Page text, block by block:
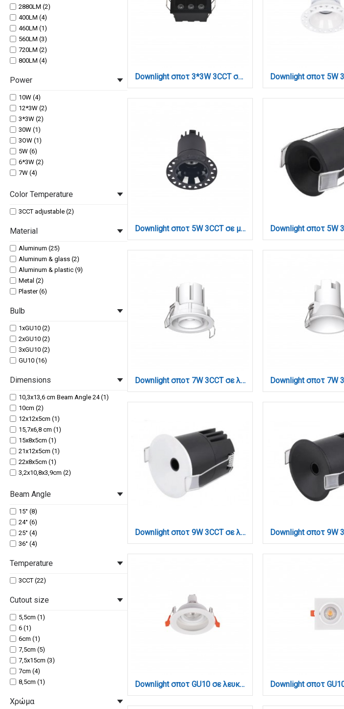
2880LM (2)
400LM (4)
460LM (1)
560LM (3)
720LM (2)
800LM (4)
Power
10W (4)
12*3W (2)
3*3W (2)
30W (1)
3OW (1)
5W (6)
6*3W (2)
7W (4)
Color Temperature
3CCT adjustable (2)
Material
Aluminum (25)
Aluminum & glass (2)
Aluminum & plastic (9)
Metal (2)
Plaster (6)
Bulb
1xGU10 (2)
2xGU10 (2)
3xGU10 (2)
GU10 (16)
Dimensions
10,3x13,6 cm Beam Angle 24 (1)
10cm (2)
12x12x5cm (1)
15,7x6,8 cm (1)
15x8x5cm (1)
21x12x5cm (1)
22x8x5cm (1)
3,2x10,8x3,9cm (2)
3,2x6,2x3,9 (1)
31x12x5cm (1)
4,1x6cm (3)
4,3x8,7cm (2)
5,1x5,2cm (1)
6,5x7,5cm (2)
7x7,7cm (2)
8,1x6,5cm (2)
8,5cm (2)
8,5x10,2cm (2)
8cm (2)
8x8x5cm (1)
9,3cm (3)
9,3x17,3cm (3)
9,3x9,45cm (2)
9cm (3)
Beam Angle
15° (8)
24° (6)
25° (4)
36° (4)
Temperature
3CCT (22)
Cutout size
5,5cm (1)
6 (1)
6cm (1)
7,5cm (5)
7,5x15cm (3)
7cm (4)
8,5cm (1)
Χρώμα
Downlight σποτ 3*3W 3CCT σε μαύρη απόχρωση (X00190B)
Downlight σποτ 5W 3CCT σε μαύρη απόχρωση (X00220B)
Downlight σποτ 7W 3CCT σε λευκή απόχρωση (X00230W)
Downlight σποτ 9W 3CCT σε λευκή απόχρωση D: 5.1x5.2cm (X00370W)
Downlight σποτ GU10 σε λευκή απόχρωση (X00300W)